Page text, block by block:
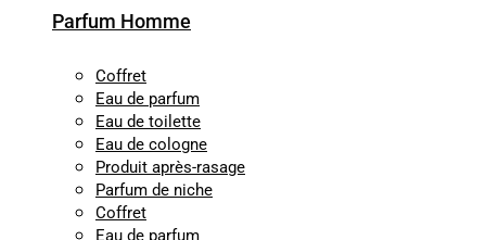
Parfum Homme
Coffret
Eau de parfum
Eau de toilette
Eau de cologne
Produit après-rasage
Parfum de niche
Coffret
Eau de parfum